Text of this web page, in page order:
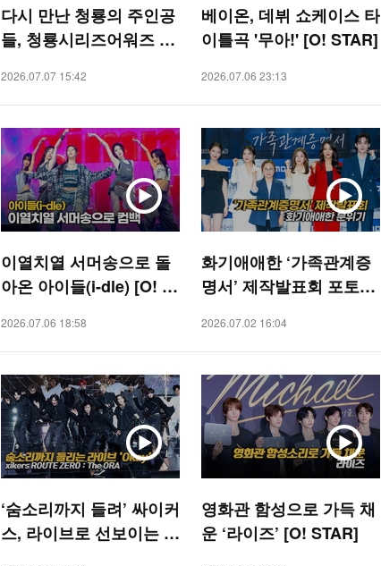
다시 만난 청룡의 주인공
들, 청룡시리즈어워즈 핸
2026.07.07 15:42
베이온, 데뷔 쇼케이스 타
이틀곡 '무아!' [O! STAR]
2026.07.06 23:13
이열치열 서머송으로 돌
아온 아이들(i-dle) [O! S
2026.07.06 18:58
화기애애한 ‘가족관계증
명서’ 제작발표회 포토타
2026.07.02 16:04
‘숨소리까지 들려’ 싸이커
스, 라이브로 선보이는 신
영화관 함성으로 가득 채
운 ‘라이즈’ [O! STAR]